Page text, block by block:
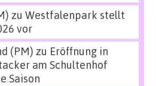
zu Westfalenpark stellt
vor
(PM) zu Eröffnung in
am Schultenhof
Saison